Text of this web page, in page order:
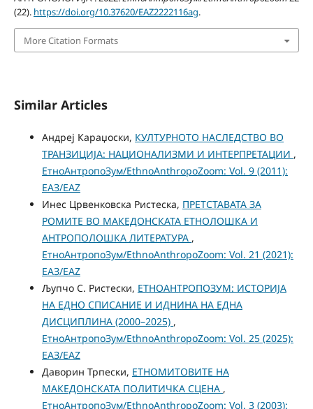
(22). https://doi.org/10.37620/EAZ2222116ag.
More Citation Formats
Similar Articles
Андреј Караџоски, КУЛТУРНОТО НАСЛЕДСТВО ВО
ТРАНЗИЦИЈА: НАЦИОНАЛИЗМИ И ИНТЕРПРЕТАЦИИ ,
ЕтноАнтропоЗум/EthnoAnthropoZoom: Vol. 9 (2011):
ЕАЗ/EAZ
Инес Црвенковска Ристеска, ПРЕТСТАВАТА ЗА
РОМИТЕ ВО МАКЕДОНСКАТА ЕТНОЛОШКА И
АНТРОПОЛОШКА ЛИТЕРАТУРА ,
ЕтноАнтропоЗум/EthnoAnthropoZoom: Vol. 21 (2021):
ЕАЗ/EAZ
Љупчо С. Ристески, ЕТНОАНТРОПОЗУМ: ИСТОРИЈА
НА ЕДНО СПИСАНИЕ И ИДНИНА НА ЕДНА
ДИСЦИПЛИНА (2000–2025) ,
ЕтноАнтропоЗум/EthnoAnthropoZoom: Vol. 25 (2025):
ЕАЗ/EAZ
Даворин Трпески, ЕТНОМИТОВИТЕ НА
МАКЕДОНСКАТА ПОЛИТИЧКА СЦЕНА ,
ЕтноАнтропоЗум/EthnoAnthropoZoom: Vol. 3 (2003):